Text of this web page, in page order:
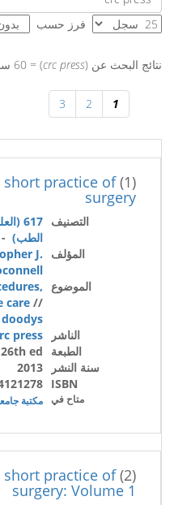
فرز حسب
نتائج البحث عن (crc press) = 60 سجل في 3 صفحات
3 2 1
(1)
short practice of
surgery
التصنيف
617
الطب)
المؤلف
J.
الموضوع
care //
doodys
الناشر
press
الطبعة
26th ed
سنة النشر
2013
ISBN
متاح في مكتبة
(2)
short practice of
surgery: Volume 1